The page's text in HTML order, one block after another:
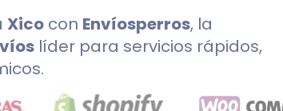
Xico con Envíosperros, la
líder para servicios rápidos,